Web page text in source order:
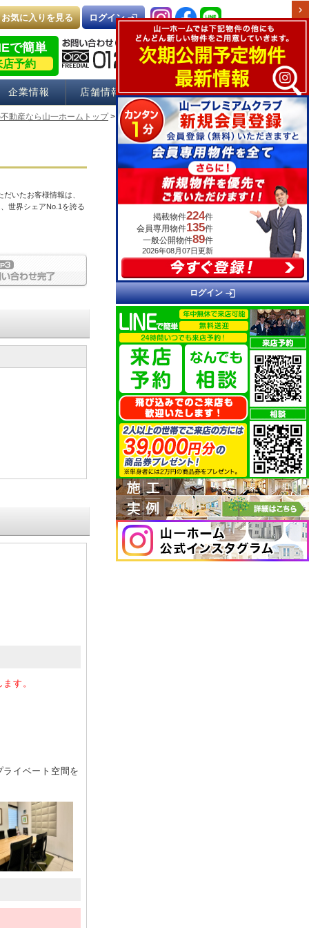
お気に入りを見る ログイン login
で簡単
店予約
企業情報 店舗情報 採用情報
動産なら山一ホームトップ> 物件お問い合わせ
いたお客様情報は、
世界シェアNo.1を誇る
す。
イベート空間を
chevron_right
掲載物件224件
会員専用物件135件
一般公開物件89件
2026年08月07日更新
ログイン login